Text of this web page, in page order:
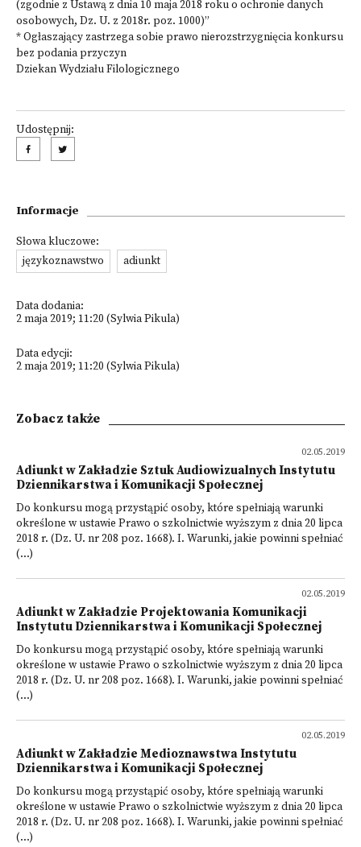
(zgodnie z Ustawą z dnia 10 maja 2018 roku o ochronie danych
osobowych, Dz. U. z 2018r. poz. 1000)”
* Ogłaszający zastrzega sobie prawo nierozstrzygnięcia konkursu
bez podania przyczyn
Dziekan Wydziału Filologicznego
Udostępnij:
Informacje
Słowa kluczowe:
językoznawstwo
adiunkt
Data dodania:
2 maja 2019; 11:20 (Sylwia Pikula)
Data edycji:
2 maja 2019; 11:20 (Sylwia Pikula)
Zobacz także
02.05.2019
Adiunkt w Zakładzie Sztuk Audiowizualnych Instytutu
Dziennikarstwa i Komunikacji Społecznej
Do konkursu mogą przystąpić osoby, które spełniają warunki
określone w ustawie Prawo o szkolnictwie wyższym z dnia 20 lipca
2018 r. (Dz. U. nr 208 poz. 1668). I. Warunki, jakie powinni spełniać
(...)
02.05.2019
Adiunkt w Zakładzie Projektowania Komunikacji
Instytutu Dziennikarstwa i Komunikacji Społecznej
Do konkursu mogą przystąpić osoby, które spełniają warunki
określone w ustawie Prawo o szkolnictwie wyższym z dnia 20 lipca
2018 r. (Dz. U. nr 208 poz. 1668). I. Warunki, jakie powinni spełniać
(...)
02.05.2019
Adiunkt w Zakładzie Medioznawstwa Instytutu
Dziennikarstwa i Komunikacji Społecznej
Do konkursu mogą przystąpić osoby, które spełniają warunki
określone w ustawie Prawo o szkolnictwie wyższym z dnia 20 lipca
2018 r. (Dz. U. nr 208 poz. 1668). I. Warunki, jakie powinni spełniać
(...)